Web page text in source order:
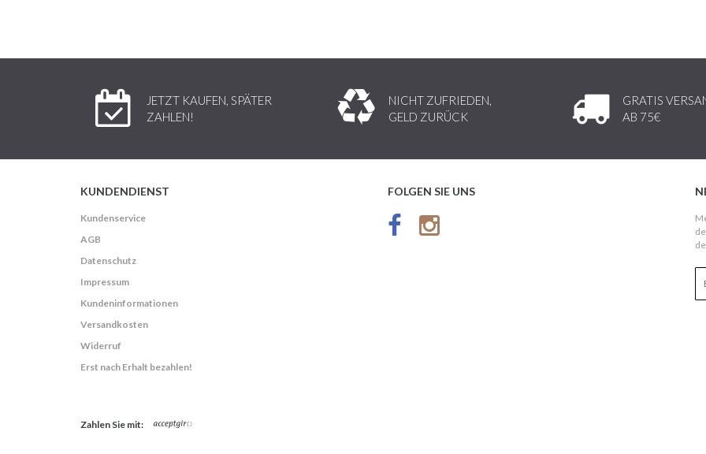
JETZT KAUFEN, SPÄTER
ZAHLEN!
NICHT ZUFRIEDEN,
GELD ZURÜCK
GRATIS
AB 75€
KUNDENDIENST
Kundenservice
AGB
Datenschutz
Impressum
Kundeninformationen
Versandkosten
Widerruf
Erst nach Erhalt bezahlen!
FOLGEN SIE UNS
Zahlen Sie mit: